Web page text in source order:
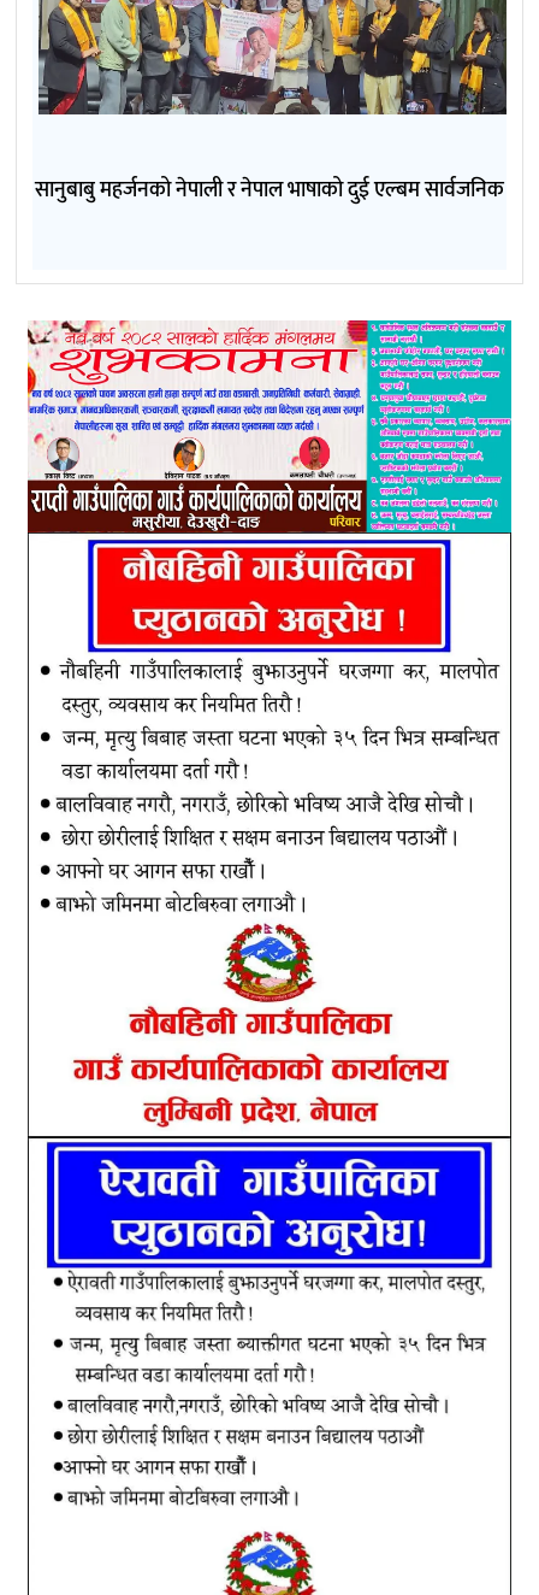
सानुबाबु महर्जनको नेपाली र नेपाल भाषाको दुई एल्बम सार्वजनिक